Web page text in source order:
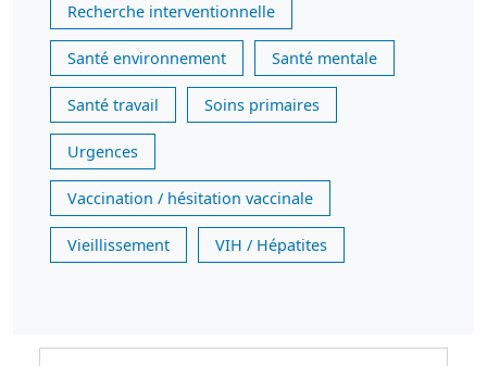
Recherche interventionnelle
Santé environnement Santé mentale
Santé travail Soins primaires
Urgences
Vaccination / hésitation vaccinale
Vieillissement VIH / Hépatites